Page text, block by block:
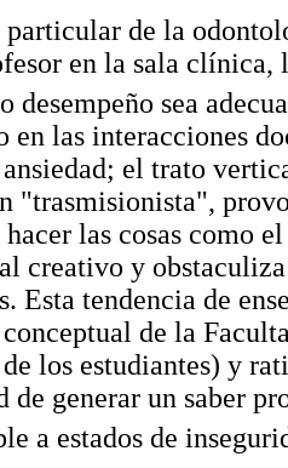
particular de la
en la sala clínica,
desempeño sea
en las interacciones
el trato
"trasmisionista",
hacer las cosas como
creativo y
Esta tendencia de
de la
los estudiantes) y
de generar un saber
a estados de